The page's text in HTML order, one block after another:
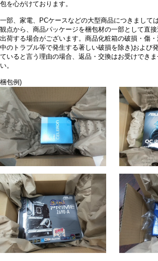
包を心がけております。
一部、家電、PCケースなどの大型商品につきまして
観点から、商品パッケージを梱包材の一部として直
出荷する場合がございます。商品化粧箱の破損・傷
中のトラブル等で発生する著しい破損を除き)および
ていると言う理由の場合、返品・交換はお受けでき
い。
梱包例)